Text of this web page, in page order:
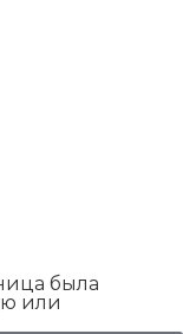
была
или